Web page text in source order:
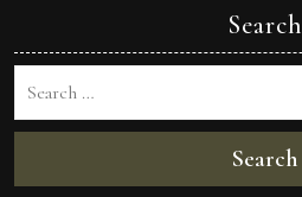
Search
Search